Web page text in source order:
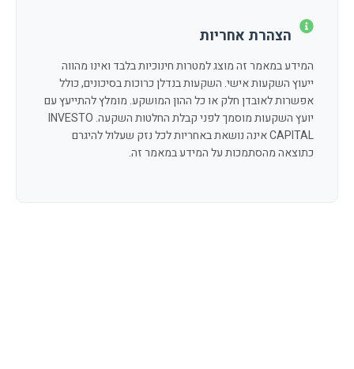
הצהרת אחריות
המידע במאמר זה מוצג למטרות חינוכיות בלבד ואינו מהווה
ייעוץ השקעות אישי. השקעות בנדלן כרוכות בסיכונים, כולל
אפשרות לאובדן חלק או כל ההון המושקע. מומלץ להתייעץ עם
יועץ השקעות מוסמך לפני קבלת החלטות השקעה. INVESTO
CAPITAL אינה נושאת באחריות לכל נזק שעלול להיגרם
כתוצאה מהסתמכות על המידע במאמר זה.